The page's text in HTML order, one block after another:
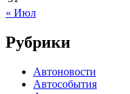
« Июл
Рубрики
Автоновости
Автособытия